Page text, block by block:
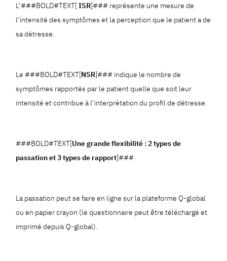
L’###BOLD#TEXT[ISR]### représente une mesure de
l’intensité des symptômes et la perception que le patient a de
sa détresse.
Le ###BOLD#TEXT[NSR]### indique le nombre de
symptômes rapportés par le patient quelle que soit leur
intensité et contribue à l’interprétation du profil de détresse.
###BOLD#TEXT[Une grande flexibilité : 2 types de
passation et 3 types de rapport]###
La passation peut se faire en ligne sur la plateforme Q-global
ou en papier crayon (le questionnaire peut être téléchargé et
imprimé depuis Q-global).